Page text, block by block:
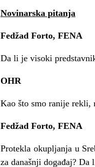
Novinarska pitanja
Fedžad Forto, FENA
Da li je visoki
OHR
Kao što smo ranije rekli,
Fedžad Forto, FENA
Protekla okupljanja u
za današnji događaj? Da